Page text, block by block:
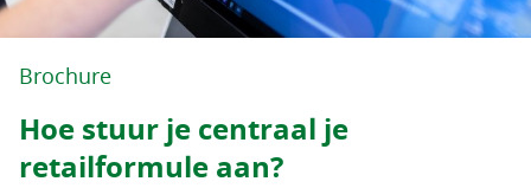
Brochure
Hoe stuur je centraal je
retailformule aan?